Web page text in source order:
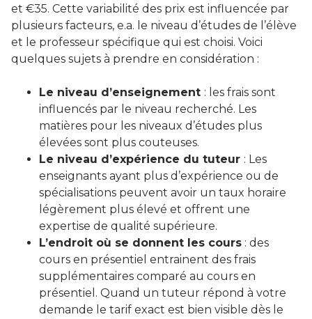
et €35. Cette variabilité des prix est influencée par
plusieurs facteurs, e.a. le niveau d’études de l’élève
et le professeur spécifique qui est choisi. Voici
quelques sujets à prendre en considération :
Le niveau d’enseignement : les frais sont
influencés par le niveau recherché. Les
matières pour les niveaux d’études plus
élevées sont plus couteuses.
Le niveau d’expérience du tuteur : Les
enseignants ayant plus d’expérience ou de
spécialisations peuvent avoir un taux horaire
légèrement plus élevé et offrent une
expertise de qualité supérieure.
L’endroit où se donnent les cours : des
cours en présentiel entrainent des frais
supplémentaires comparé au cours en
présentiel. Quand un tuteur répond à votre
demande le tarif exact est bien visible dès le